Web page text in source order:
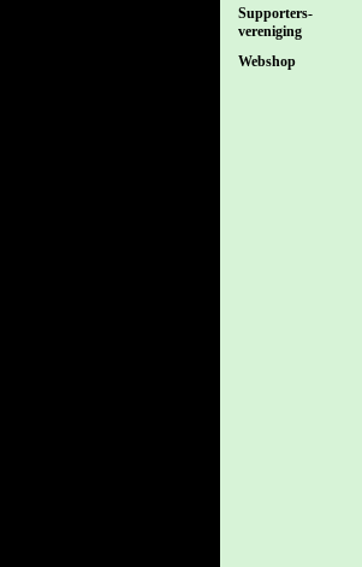
Supporters-
vereniging
Webshop